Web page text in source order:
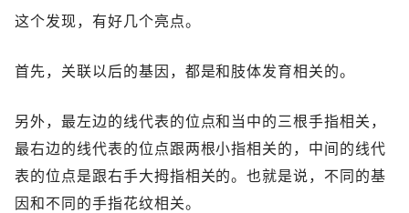
这个发现，有好几个亮点。
首先，关联以后的基因，都是和肢体发育相关的。
另外，最左边的线代表的位点和当中的三根手指相关，
最右边的线代表的位点跟两根小指相关的，中间的线代
表的位点是跟右手大拇指相关的。也就是说，不同的基
因和不同的手指花纹相关。